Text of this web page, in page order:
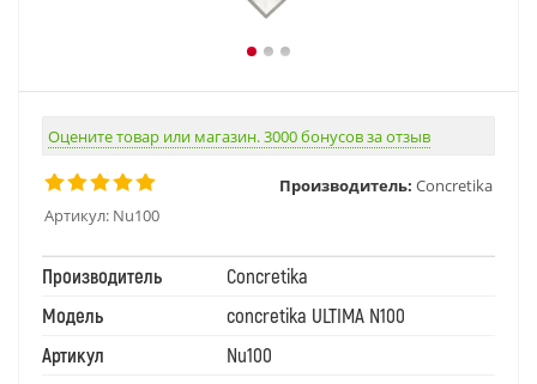
Оцените товар или магазин. 3000 бонусов за отзыв
Артикул: Nu100
Производитель: Concretika
Производитель
Concretika
Модель
concretika ULTIMA N100
Артикул
Nu100